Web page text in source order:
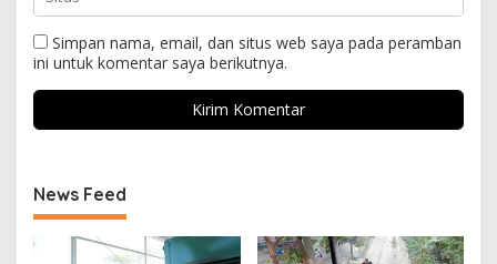
Simpan nama, email, dan situs web saya pada peramban
ini untuk komentar saya berikutnya.
News Feed